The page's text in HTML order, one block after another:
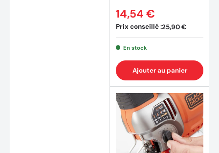
Prix conseillé :25,90 €
14,54 €
En stock
Ajouter au panier